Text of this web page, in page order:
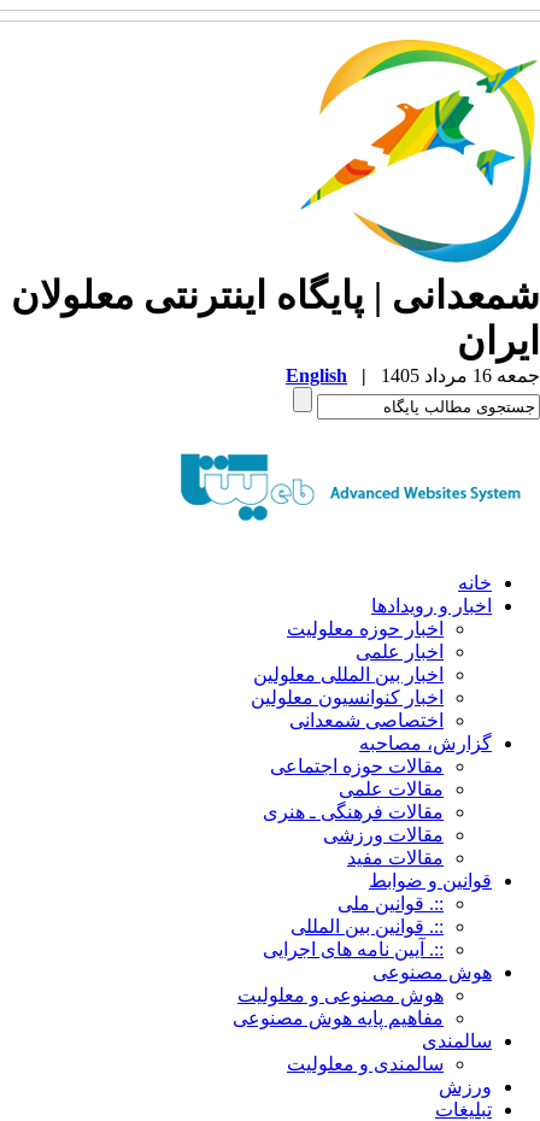
| پایگاه اینترنتی معلولان
مرداد 1405 |
English
خانه
اخبار و رویدادها
اخبار حوزه معلولیت
اخبار علمی
اخبار بین المللی معلولین
اخبار کنوانسیون معلولین
اختصاصی شمعدانی
گزارش، مصاحبه
مقالات حوزه اجتماعی
مقالات علمی
مقالات فرهنگی ـ هنری
مقالات ورزشی
مقالات مفید
قوانین و ضوابط
::. قوانین ملی
::. قوانین بین المللی
::. آیین نامه های اجرایی
هوش مصنوعی
هوش مصنوعی و معلولیت
مفاهیم پایه هوش مصنوعی
سالمندی
سالمندی و معلولیت
ورزش
تبلیغات